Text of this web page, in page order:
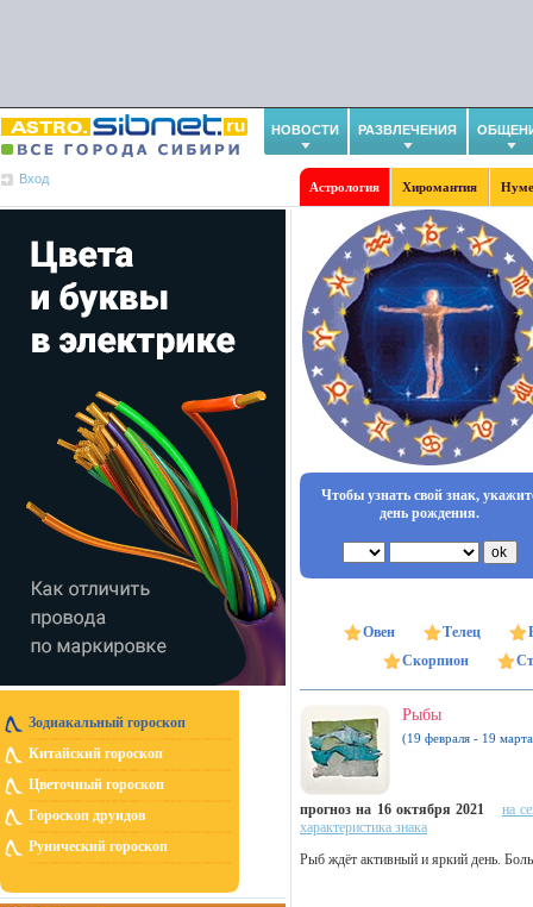
НОВОСТИ РАЗВЛЕЧЕНИЯ
Вход
Астрология Хиромантия
Зодиакальный гороскоп
Китайский гороскоп
Цветочный гороскоп
Гороскоп друидов
Рунический гороскоп
Чтобы узнать свой знак,
день рождения.
Овен Телец
Скорпион
Рыбы
(19 февраля - 19
прогноз на 16 октября 2021
на
характеристика знака
Рыб ждёт активный и яркий день.